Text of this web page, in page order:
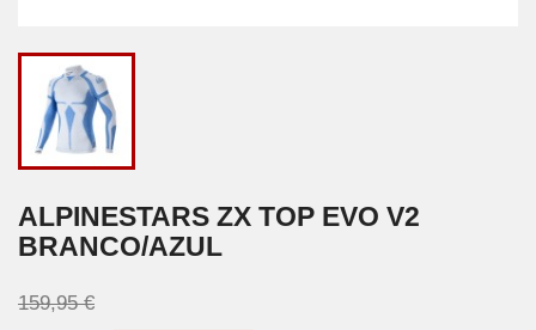
ALPINESTARS ZX TOP EVO V2
BRANCO/AZUL
159,95 €